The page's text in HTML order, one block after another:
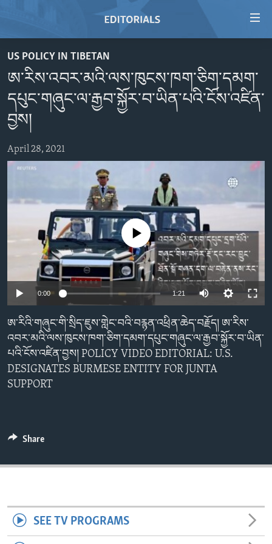
main
content
Skip
to
Navigation
Skip
Search
HOME
VIDEO
RADIO
REGIONS
AFRICA
EUROPE
MIDDLE EAST
TOPICS
SECURITY AND DEFENSE
AID AND DEVELOPMENT
DEMOCRACY AND GOVERNANCE
ECONOMY AND TRADE
ENVIRONMENT AND HEALTH
IDEALS AND INSTITUTIONS
ARCHIVE
ABOUT US
FOLLOW US
US POLICY IN TIBETAN
ཨ་རིས་འབར་མའི་ལས་ཁུངས་ཁག་ཅིག་དམག་
དཔུང་གཞུང་ལ་རྒྱབ་སྐྱོར་བ་ཡིན་པའི་ངོས་འཛིན་
བྱས།
April 28, 2021
No media source currently available
0:00 1:21
ཨ་རིའི་གཞུང་གི་སྲིད་ཇུས་གླེང་བའི་བརྙན་འཕྲིན་ཆེད་བརྗོད། ཨ་རིས་
འབར་མའི་ལས་ཁུངས་ཁག་ཅིག་དམག་དཔུང་གཞུང་ལ་རྒྱབ་སྐྱོར་བ་ཡིན་
པའི་ངོས་འཛིན་བྱས། POLICY VIDEO EDITORIAL: U.S.
DESIGNATES BURMESE ENTITY FOR JUNTA
SUPPORT
Share
SEE TV PROGRAMS